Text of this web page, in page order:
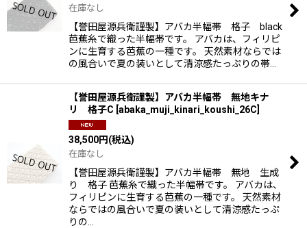
在庫なし
【誉田屋源兵衛謹製】アバカ半幅帯 格子 black
芭蕉糸で織った半幅帯です。 アバカは、フィリピ
ンに生育する芭蕉の一種です。 天然素材ならでは
の風合いで夏の装いとして清涼感たっぷりの帯…
【誉田屋源兵衛謹製】アバカ半幅帯 無地キナ
リ 格子C abaka_muji_kinari_koushi_26C
38,500円(税込)
在庫なし
【誉田屋源兵衛謹製】アバカ半幅帯 無地 生成
り 格子 芭蕉糸で織った半幅帯です。 アバカは、
フィリピンに生育する芭蕉の一種です。 天然素材
ならではの風合いで夏の装いとして清涼感たっぷ
りの…